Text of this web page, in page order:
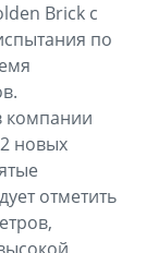
Brick с
по
компании
новых
отметить